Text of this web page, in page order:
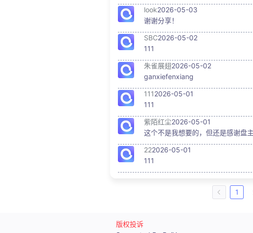
look2026-05-03
谢谢分享！
SBC2026-05-02
111
朱雀展翅2026-05-02
ganxiefenxiang
1112026-05-01
111
紫陌红尘2026-05-01
这个不是我想要的，但还是感谢盘主
222026-05-01
111
1
版权投诉